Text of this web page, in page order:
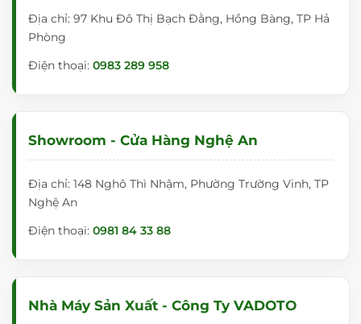
Địa chỉ: 97 Khu Đô Thị Bạch Đằng, Hồng Bàng, TP Hả
Phòng
Điện thoại: 0983 289 958
Showroom - Cửa Hàng Nghệ An
Địa chỉ: 148 Nghô Thì Nhậm, Phường Trường Vinh, TP
Nghệ An
Điện thoại: 0981 84 33 88
Nhà Máy Sản Xuất - Công Ty VADOTO